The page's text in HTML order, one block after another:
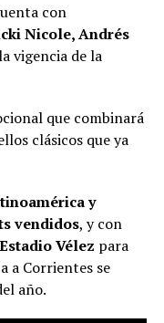
con
Nicole, Andrés
vigencia de la
que combinará
clásicos que ya
y
vendidos, y con
Estadio Vélez para
a Corrientes se
año.